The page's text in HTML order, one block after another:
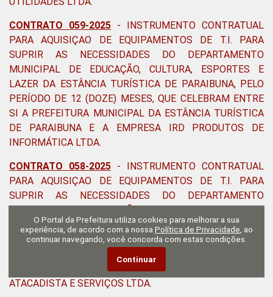
CONTRATO 059-2025 - INSTRUMENTO CONTRATUAL
PARA AQUISIÇAO DE EQUIPAMENTOS DE T.I. PARA
SUPRIR AS NECESSIDADES DO DEPARTAMENTO
MUNICIPAL DE EDUCAÇÃO, CULTURA, ESPORTES E
LAZER DA ESTÂNCIA TURÍSTICA DE PARAIBUNA, PELO
PERÍODO DE 12 (DOZE) MESES, QUE CELEBRAM ENTRE
SI A PREFEITURA MUNICIPAL DA ESTÂNCIA TURÍSTICA
DE PARAIBUNA E A EMPRESA IRD PRODUTOS DE
INFORMÁTICA LTDA.
CONTRATO 058-2025 - INSTRUMENTO CONTRATUAL
PARA AQUISIÇAO DE EQUIPAMENTOS DE T.I. PARA
SUPRIR AS NECESSIDADES DO DEPARTAMENTO
LAZER DA ESTÂNCIA TURÍSTICA DE PARAIBUNA, PELO
PERÍODO DE 12 (DOZE) MESES, QUE CELEBRAM ENTRE
SI A PREFEITURA MUNICIPAL DA ESTÂNCIA TURÍSTICA
DE PARAIBUNA E A EMPRESA GRUPO GBA COMÉRCIO
ATACADISTA E SERVIÇOS LTDA.
O Portal da Prefeitura utiliza cookies para melhorar a sua
experiência, de acordo com a nossa Política de Privacidade , ao
continuar navegando, você concorda com estas condições.
Continuar